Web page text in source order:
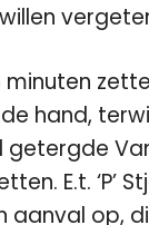
minuten
hand,
E.t. ‘P’
aanval op,